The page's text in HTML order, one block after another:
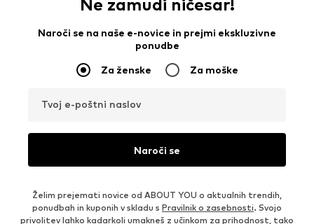
Ne zamudi ničesar!
Naroči se na naše e-novice in prejmi ekskluzivne
ponudbe
Za ženske Za moške
Tvoj e-poštni naslov
Naroči se
Želim prejemati novice od ABOUT YOU o aktualnih trendih,
ponudbah in kuponih v skladu s Pravilnik o zasebnosti. Svojo
privolitev lahko kadarkoli umakneš z učinkom za prihodnost, tako